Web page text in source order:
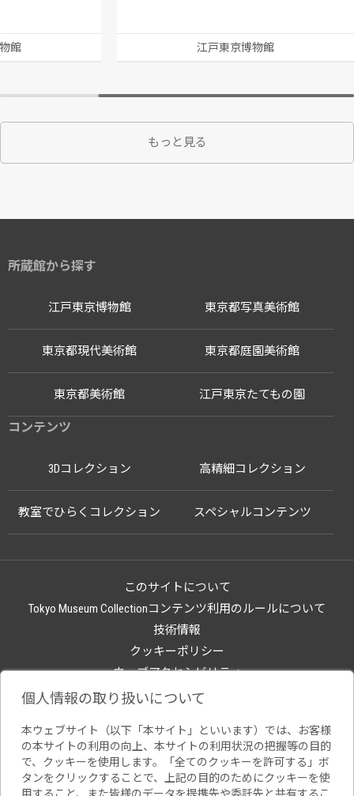
館 江戸東京博物館
もっと見る
所蔵館から探す
江戸東京博物館
江戸東京たてもの園
東京都写真美術館
東京都現代美術館 東京都庭園美術館
東京都美術館
コンテンツ
3Dコレクション 高精細コレクション
教室でひらくコレクション スペシャルコンテンツ
このサイトについて
Tokyo Museum Collectionコンテンツ利用のルールについて
技術情報
クッキーポリシー
ウェブアクセシビリティ
関連サイト
個人情報の取り扱いについて
本ウェブサイト（以下「本サイト」といいます）では、お客様
の本サイトの利用の向上、本サイトの利用状況の把握等の目的
で、クッキーを使用します。「全てのクッキーを許可する」ボ
タンをクリックすることで、上記の目的のためにクッキーを使